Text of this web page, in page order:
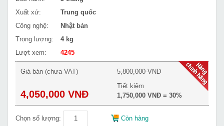
Xuất xứ:
Trung quốc
Công nghệ:
Nhật bản
Trọng lượng:
4 kg
Lượt xem:
4245
Giá bán (chưa VAT)
4,050,000 VNĐ
5,800,000 VNĐ
Tiết kiệm
1,750,000 VNĐ = 30%
Chọn số lượng: Còn hàng